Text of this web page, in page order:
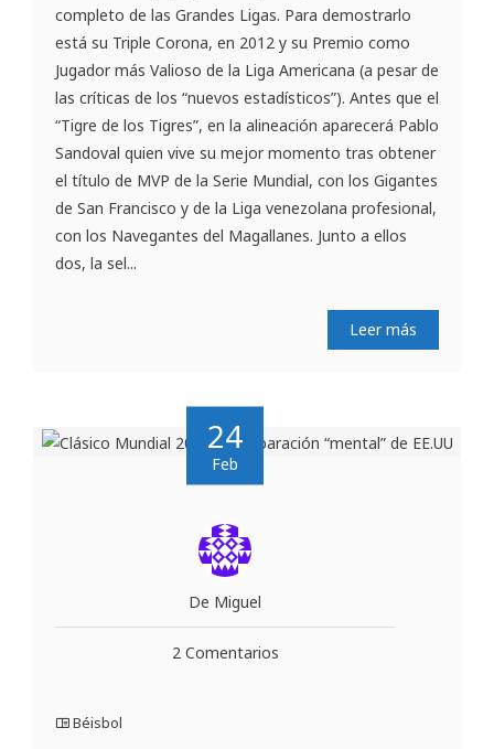
completo de las Grandes Ligas. Para demostrarlo
está su Triple Corona, en 2012 y su Premio como
Jugador más Valioso de la Liga Americana (a pesar de
las críticas de los “nuevos estadísticos”). Antes que el
“Tigre de los Tigres”, en la alineación aparecerá Pablo
Sandoval quien vive su mejor momento tras obtener
el título de MVP de la Serie Mundial, con los Gigantes
de San Francisco y de la Liga venezolana profesional,
con los Navegantes del Magallanes. Junto a ellos
dos, la sel...
Leer más
24
Feb
De Miguel
2 Comentarios
Béisbol